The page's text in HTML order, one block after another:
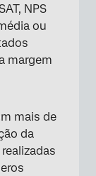
NPS
ou
margem
mais de
da